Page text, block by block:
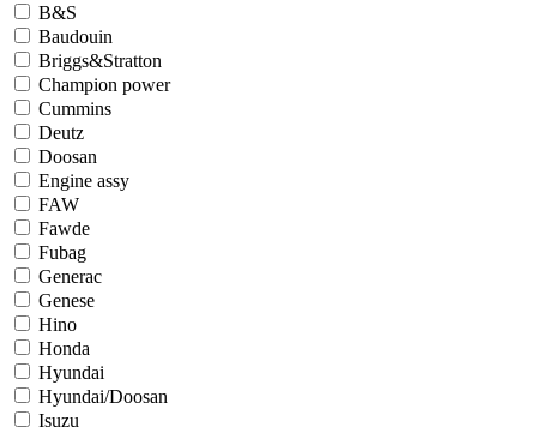
B&S
Baudouin
Briggs&Stratton
Champion power
Cummins
Deutz
Doosan
Engine assy
FAW
Fawde
Fubag
Generac
Genese
Hino
Honda
Hyundai
Hyundai/Doosan
Isuzu